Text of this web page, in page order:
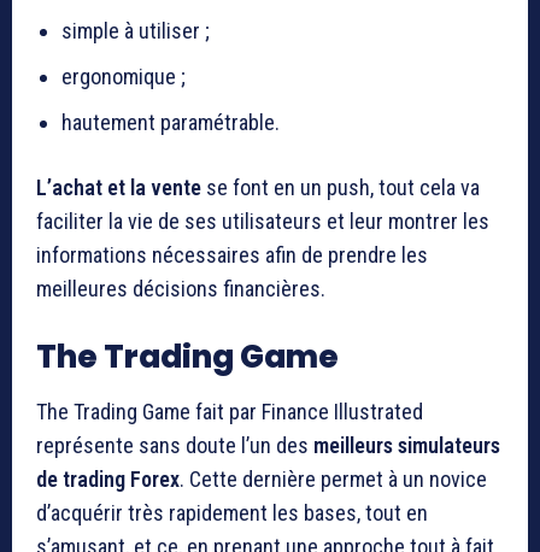
simple à utiliser ;
ergonomique ;
hautement paramétrable.
L’achat et la vente se font en un push, tout cela va
faciliter la vie de ses utilisateurs et leur montrer les
informations nécessaires afin de prendre les
meilleures décisions financières.
The Trading Game
The Trading Game fait par Finance Illustrated
représente sans doute l’un des meilleurssimulateurs
de trading Forex. Cette dernière permet à un novice
d’acquérir très rapidement les bases, tout en
s’amusant, et ce, en prenant une approche tout à fait